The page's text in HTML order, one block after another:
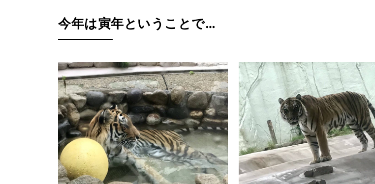
今年は寅年ということで…